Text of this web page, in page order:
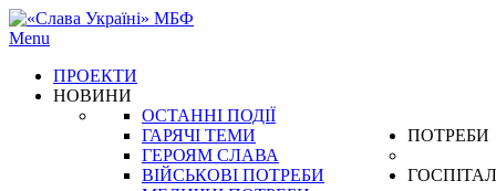
Menu
ПРОЕКТИ
НОВИНИ
ОСТАННІ ПОДІЇ
ГАРЯЧІ ТЕМИ
ГЕРОЯМ СЛАВА
ПОТРЕБИ
ВІЙСЬКОВІ ПОТРЕБИ